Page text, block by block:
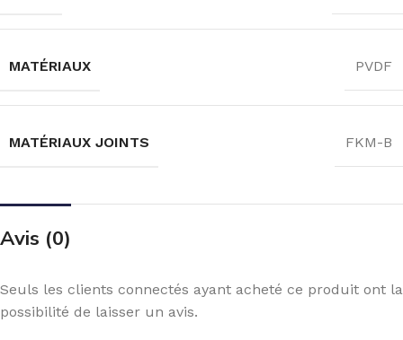
MATÉRIAUX PVDF
MATÉRIAUX JOINTS FKM-B
Avis (0)
Seuls les clients connectés ayant acheté ce produit ont la
possibilité de laisser un avis.